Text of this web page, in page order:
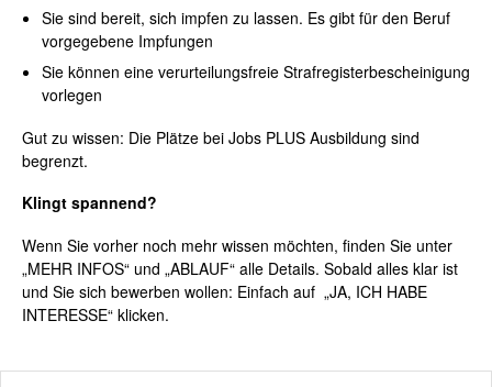
Sie sind bereit, sich impfen zu lassen. Es gibt für den Beruf
vorgegebene Impfungen
Sie können eine verurteilungsfreie Strafregisterbescheinigung
vorlegen
Gut zu wissen: Die Plätze bei Jobs PLUS Ausbildung sind
begrenzt.
Klingt spannend?
Wenn Sie vorher noch mehr wissen möchten, finden Sie unter
„MEHR INFOS“ und „ABLAUF“ alle Details. Sobald alles klar ist
und Sie sich bewerben wollen: Einfach auf „JA, ICH HABE
INTERESSE“ klicken.